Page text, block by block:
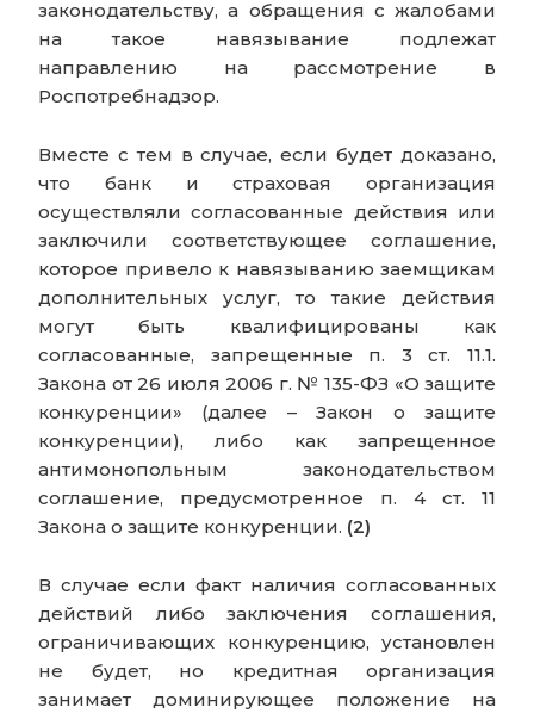
законодательству, а обращения с жалобами
на такое навязывание подлежат
направлению на рассмотрение в
Роспотребнадзор.
Вместе с тем в случае, если будет доказано,
что банк и страховая организация
осуществляли согласованные действия или
заключили соответствующее соглашение,
которое привело к навязыванию заемщикам
дополнительных услуг, то такие действия
могут быть квалифицированы как
согласованные, запрещенные п. 3 ст. 11.1.
Закона от 26 июля 2006 г. № 135-ФЗ «О защите
конкуренции» (далее – Закон о защите
конкуренции), либо как запрещенное
антимонопольным законодательством
соглашение, предусмотренное п. 4 ст. 11
Закона о защите конкуренции. (2)
В случае если факт наличия согласованных
действий либо заключения соглашения,
ограничивающих конкуренцию, установлен
не будет, но кредитная организация
занимает доминирующее положение на